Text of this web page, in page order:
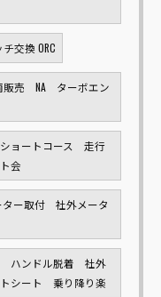
交換 ORC
販売 NA ターボエン
ョートコース 走行
会
ー取付 社外メータ
ハンドル脱着 社外
シート 乗り降り楽